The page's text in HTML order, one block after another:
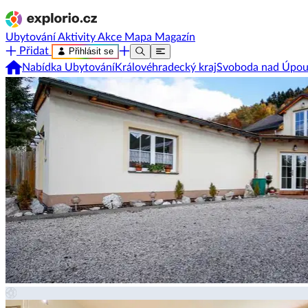
UbytováníAktivityAkce Mapa Magazín
Přidat
Přihlásit se
Nabídka UbytováníKrálovéhradecký krajSvoboda nad Úpou